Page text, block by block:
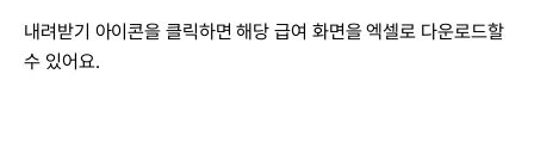
내려받기 아이콘을 클릭하면 해당 급여 화면을 엑셀로 다운로드할
수 있어요.